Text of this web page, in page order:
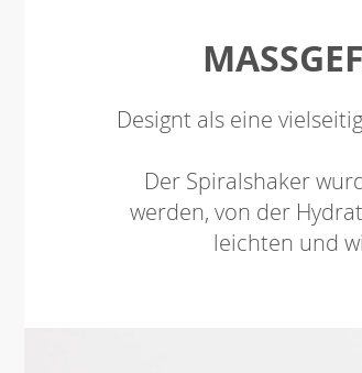
Designt als eine
Der Spiralshaker
werden, von der
leichten und